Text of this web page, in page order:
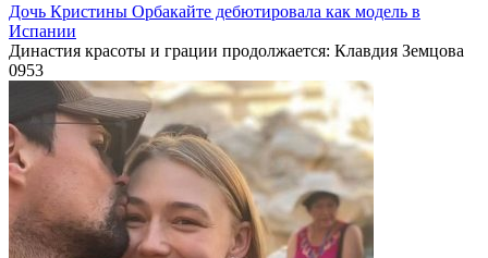
Дочь Кристины Орбакайте дебютировала как модель в
Испании
Династия красоты и грации продолжается: Клавдия Земцова
0953